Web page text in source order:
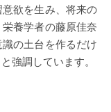
欲を生み、将来の
養学者の藤原佳奈
の土台を作るだけ
強調しています。